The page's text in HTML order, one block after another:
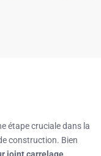
étape cruciale dans la
construction. Bien
joint carrelage